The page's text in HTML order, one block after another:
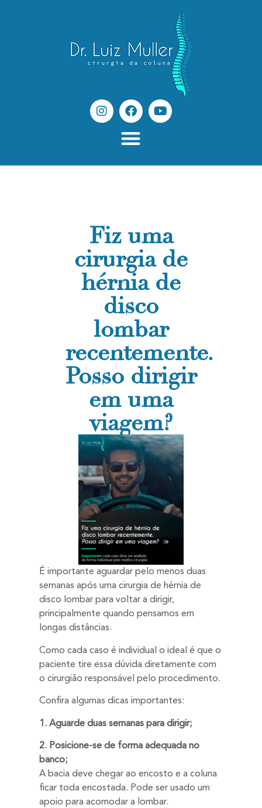
Fiz uma
cirurgia de
hérnia de
disco
lombar
recentemente.
Posso dirigir
em uma
viagem?
É importante aguardar pelo menos duas
semanas após uma cirurgia de hérnia de
disco lombar para voltar a dirigir,
principalmente quando pensamos em
longas distâncias.
Como cada caso é individual o ideal é que o
paciente tire essa dúvida diretamente com
o cirurgião responsável pelo procedimento.
Confira algumas dicas importantes:
1. Aguarde duas semanas para dirigir;
2. Posicione-se de forma adequada no
banco;
A bacia deve chegar ao encosto e a coluna
ficar toda encostada. Pode ser usado um
apoio para acomodar a lombar.